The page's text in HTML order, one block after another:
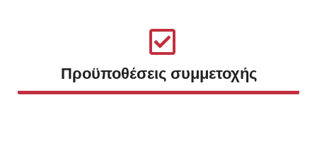
Προϋποθέσεις συμμετοχής